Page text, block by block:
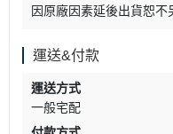
因原廠因素延後出貨恕不
運送&付款
運送方式
一般宅配